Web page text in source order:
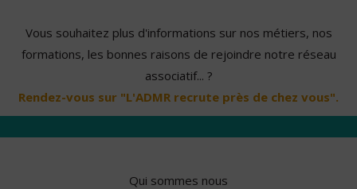
Vous souhaitez plus d'informations sur nos métiers, nos
formations, les bonnes raisons de rejoindre notre réseau
associatif... ?
Rendez-vous sur "L'ADMR recrute près de chez vous".
Qui sommes nous